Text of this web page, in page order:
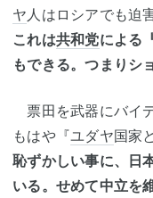
ヤ 人はロシアでも迫
これは共和党による
もできる。つまりシ
票田を武器にバイ
もはや『ユダヤ国家
恥ずかしい事に、日
いる。せめて中立を